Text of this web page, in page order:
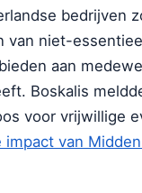
bedrijven
van niet-
aan
Boskalis
voor vrijwillige
van